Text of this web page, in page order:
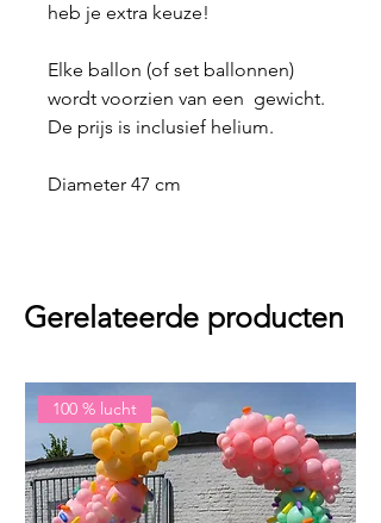
heb je extra keuze!
Elke ballon (of set ballonnen)
wordt voorzien van een gewicht.
De prijs is inclusief helium.
Diameter 47 cm
Gerelateerde producten
100 % lucht